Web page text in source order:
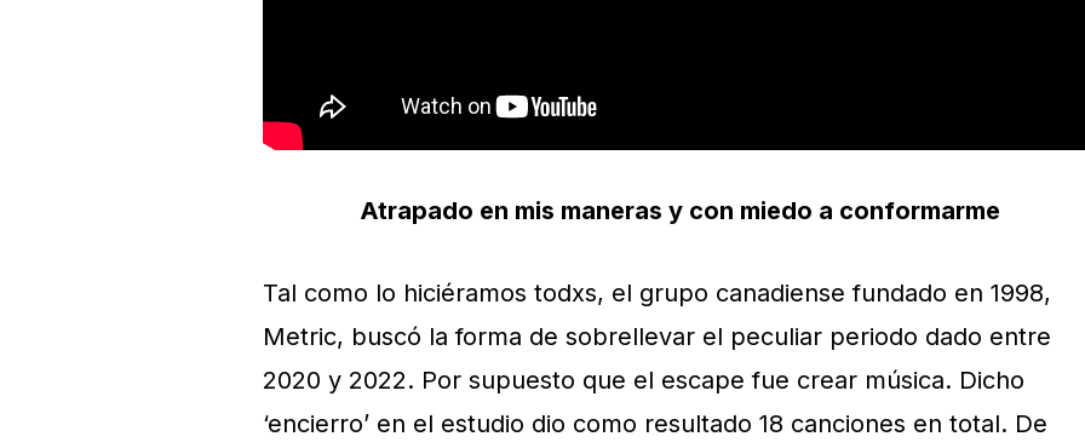
Atrapado en mis maneras y con miedo a conformarme
Tal como lo hiciéramos todxs, el grupo canadiense fundado en 1998,
Metric, buscó la forma de sobrellevar el peculiar periodo dado entre
2020 y 2022. Por supuesto que el escape fue crear música. Dicho
‘encierro’ en el estudio dio como resultado 18 canciones en total. De